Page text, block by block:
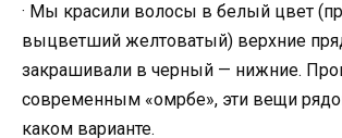
· Мы красили волосы в белый цвет
выцветший желтоватый) верхние
закрашивали в черный — нижние.
современным «омрбе», эти вещи
каком варианте.